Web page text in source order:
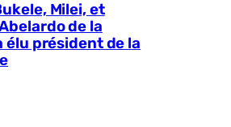
Milei, et
de la
élu président de la